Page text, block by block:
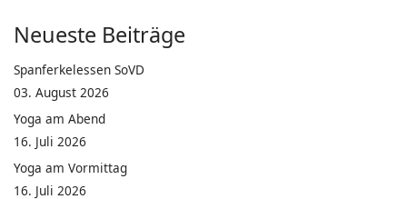
Neueste Beiträge
Spanferkelessen SoVD
03. August 2026
Yoga am Abend
16. Juli 2026
Yoga am Vormittag
16. Juli 2026